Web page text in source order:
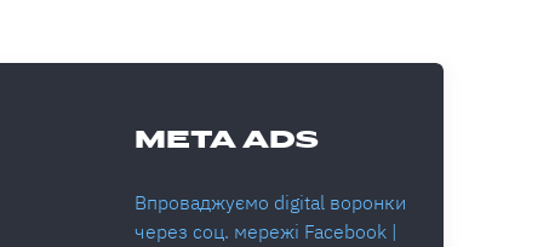
META ADS
Впроваджуємо digital воронки
через соц. мережі Facebook |